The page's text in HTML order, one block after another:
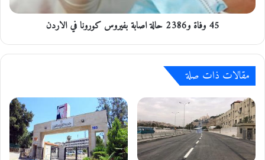
الاردن
45 وفاة و2386 حالة اصابة بفيروس كورونا في الاردن
مقالات ذات صلة